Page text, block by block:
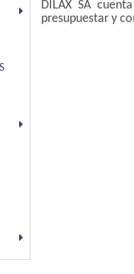
DILAX SA
presupuestar y